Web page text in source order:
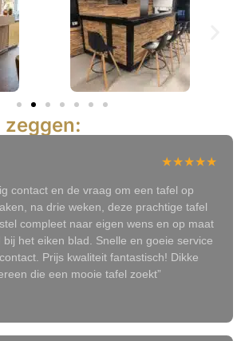
zeggen:
★★★★★
contact en de vraag om een tafel op
na drie weken, deze prachtige tafel
compleet naar eigen wens en op maat
het eiken blad. Snelle en goeie service
Prijs kwaliteit fantastisch! Dikke
die een mooie tafel zoekt”